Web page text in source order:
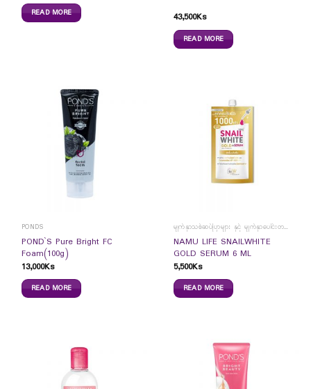
READ MORE
43,500Ks
READ MORE
PONDS
POND`S Pure Bright FC
Foam(100g)
13,000Ks
READ MORE
မျက်နှာသစ်ဆပ်ပြာများ နှင့် မျက်နှာပေါင်းတင်ကပ်ခွာများ
NAMU LIFE SNAILWHITE
GOLD SERUM 6 ML
5,500Ks
READ MORE